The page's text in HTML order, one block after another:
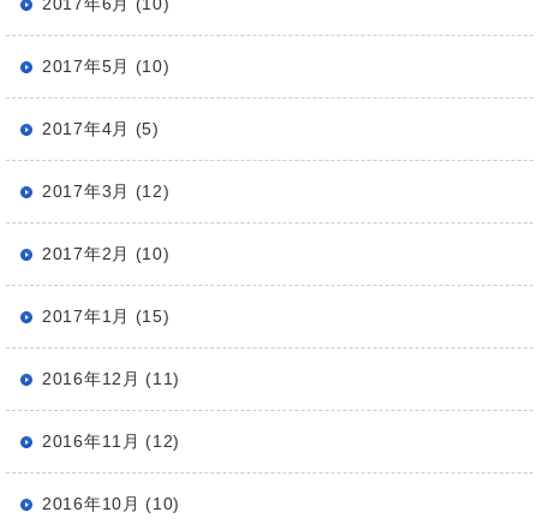
2017年5月 (10)
2017年4月 (5)
2017年3月 (12)
2017年2月 (10)
2017年1月 (15)
2016年12月 (11)
2016年11月 (12)
2016年10月 (10)